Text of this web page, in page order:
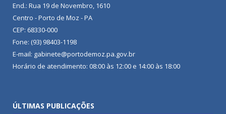
End.: Rua 19 de Novembro, 1610
Centro - Porto de Moz - PA
CEP: 68330-000
Fone: (93) 98403-1198
E-mail: gabinete@portodemoz.pa.gov.br
Horário de atendimento: 08:00 às 12:00 e 14:00 às 18:00
ÚLTIMAS PUBLICAÇÕES